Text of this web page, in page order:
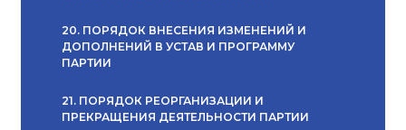
20. ПОРЯДОК ВНЕСЕНИЯ ИЗМЕНЕНИЙ И
ДОПОЛНЕНИЙ В УСТАВ И ПРОГРАММУ
ПАРТИИ
21. ПОРЯДОК РЕОРГАНИЗАЦИИ И
ПРЕКРАЩЕНИЯ ДЕЯТЕЛЬНОСТИ ПАРТИИ